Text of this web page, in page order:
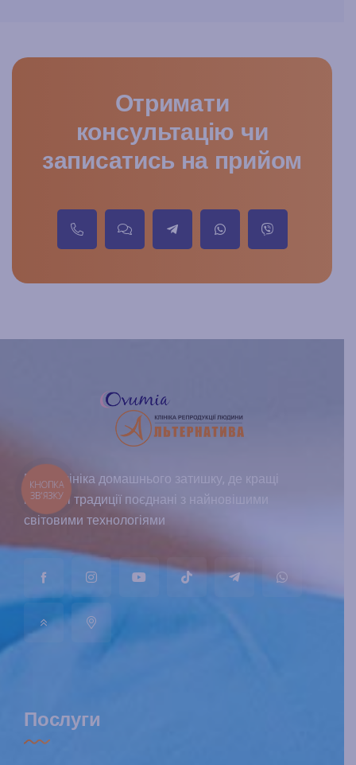
Отримати
консультацію чи
записатись на прийом
Ми – клініка домашнього затишку, де кращі
медичні традиції поєднані з найновішими
світовими технологіями
Послуги